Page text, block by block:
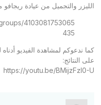
الليزر والتجميل من عيادة ريجافو
4103081753065
435
كما ندعوكم لمشاهدة الفيديو
على النتائج:
https://youtu.be/BMijzFzl0-U